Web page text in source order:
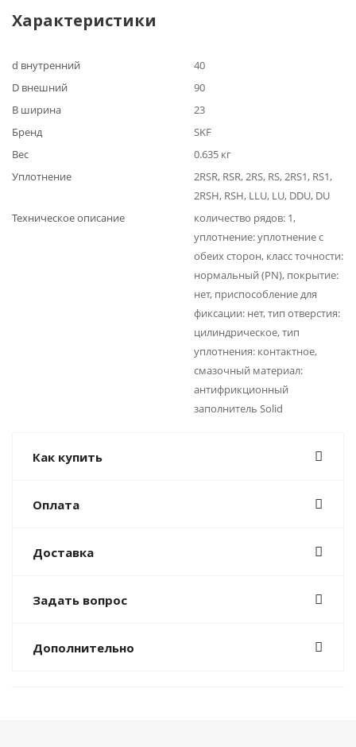
Характеристики
d внутренний
40
D внешний
90
B ширина
23
Бренд
SKF
Вес
0.635 кг
Уплотнение
2RSR, RSR, 2RS, RS, 2RS1, RS1,
2RSH, RSH, LLU, LU, DDU, DU
Техническое описание
количество рядов: 1,
уплотнение: уплотнение с
обеих сторон, класс точности:
нормальный (PN), покрытие:
нет, приспособление для
фиксации: нет, тип отверстия:
цилиндрическое, тип
уплотнения: контактное,
смазочный материал:
антифрикционный
заполнитель Solid
Как купить
Оплата
Доставка
Задать вопрос
Дополнительно